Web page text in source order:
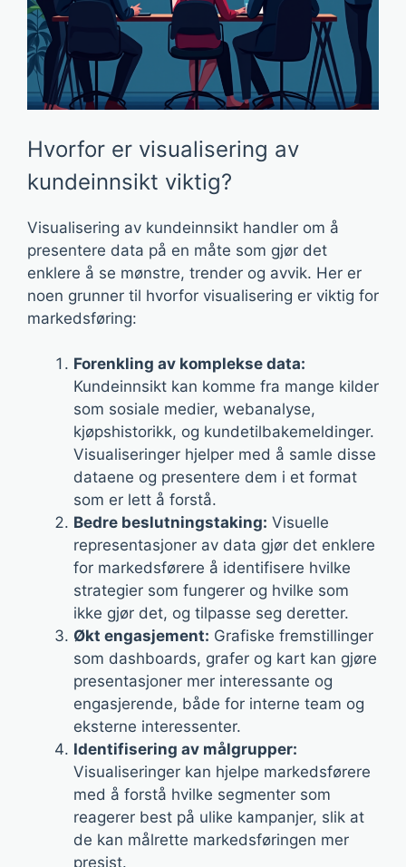
Hvorfor er visualisering av
kundeinnsikt viktig?
Visualisering av kundeinnsikt handler om å
presentere data på en måte som gjør det
enklere å se mønstre, trender og avvik. Her er
noen grunner til hvorfor visualisering er viktig for
markedsføring:
Forenkling av komplekse data:
Kundeinnsikt kan komme fra mange kilder
som sosiale medier, webanalyse,
kjøpshistorikk, og kundetilbakemeldinger.
Visualiseringer hjelper med å samle disse
dataene og presentere dem i et format
som er lett å forstå.
Bedre beslutningstaking: Visuelle
representasjoner av data gjør det enklere
for markedsførere å identifisere hvilke
strategier som fungerer og hvilke som
ikke gjør det, og tilpasse seg deretter.
Økt engasjement: Grafiske fremstillinger
som dashboards, grafer og kart kan gjøre
presentasjoner mer interessante og
engasjerende, både for interne team og
eksterne interessenter.
Identifisering av målgrupper:
Visualiseringer kan hjelpe markedsførere
med å forstå hvilke segmenter som
reagerer best på ulike kampanjer, slik at
de kan målrette markedsføringen mer
presist.